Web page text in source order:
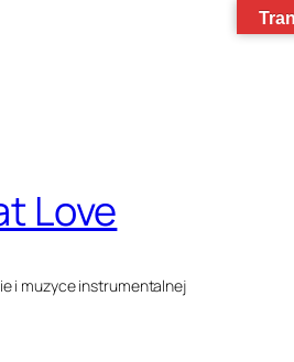
Love
i muzyce instrumentalnej